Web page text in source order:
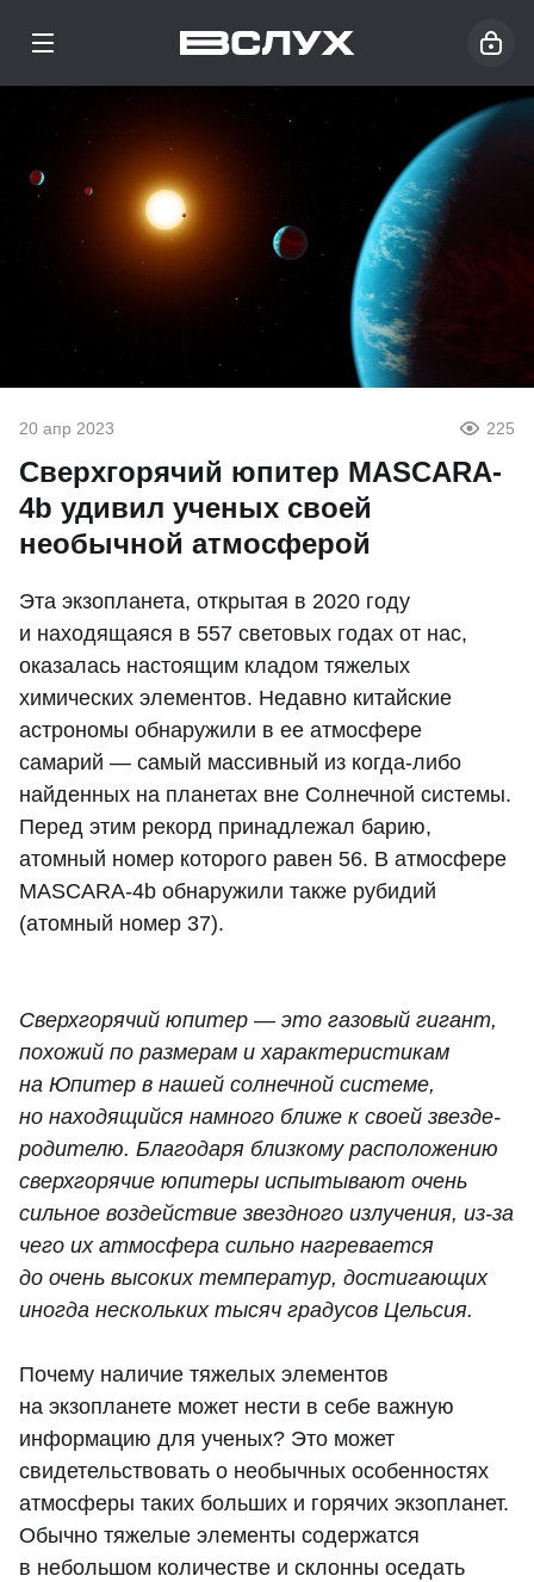
20 апр 2023 225
Сверхгорячий юпитер MASCARA-
4b удивил ученых своей
необычной атмосферой
Эта экзопланета, открытая в 2020 году
и находящаяся в 557 световых годах от нас,
оказалась настоящим кладом тяжелых
химических элементов. Недавно китайские
астрономы обнаружили в ее атмосфере
самарий — самый массивный из когда-либо
найденных на планетах вне Солнечной системы.
Перед этим рекорд принадлежал барию,
атомный номер которого равен 56. В атмосфере
MASCARA-4b обнаружили также рубидий
(атомный номер 37).
Сверхгорячий юпитер — это газовый гигант,
похожий по размерам и характеристикам
на Юпитер в нашей солнечной системе,
но находящийся намного ближе к своей звезде-
родителю. Благодаря близкому расположению
сверхгорячие юпитеры испытывают очень
сильное воздействие звездного излучения, из-за
чего их атмосфера сильно нагревается
до очень высоких температур, достигающих
иногда нескольких тысяч градусов Цельсия.
Почему наличие тяжелых элементов
на экзопланете может нести в себе важную
информацию для ученых? Это может
свидетельствовать о необычных особенностях
атмосферы таких больших и горячих экзопланет.
Обычно тяжелые элементы содержатся
в небольшом количестве и склонны оседать